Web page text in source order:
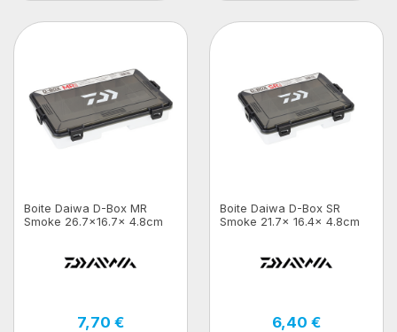
Boite Daiwa D-Box MR
Smoke 26.7x16.7x 4.8cm
7,70 €
Boite Daiwa D-Box SR
Smoke 21.7x 16.4x 4.8cm
6,40 €